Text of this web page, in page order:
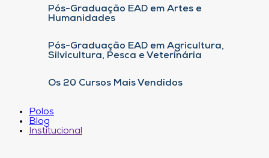
Pós-Graduação EAD em Artes e
Humanidades
Pós-Graduação EAD em Agricultura,
Silvicultura, Pesca e Veterinária
Os 20 Cursos Mais Vendidos
Polos
Blog
Institucional